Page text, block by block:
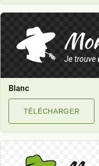
Blanc
TÉLÉCHARGER